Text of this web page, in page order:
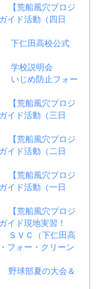
【荒船風穴プロジ
イド活動（四日
下仁田高校公式
学校説明会
いじめ防止フォー
【荒船風穴プロジ
イド活動（三日
【荒船風穴プロジ
イド活動（二日
【荒船風穴プロジ
イド活動（一日
【荒船風穴プロジ
イド現地実習！
ＳＶＣ（下仁田高
フォー・クリーン
野球部夏の大会＆